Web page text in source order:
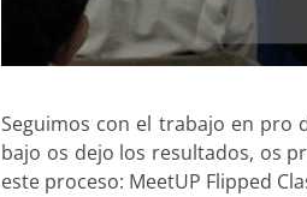
Seguimos con el trabajo en pro
bajo os dejo los resultados, os
este proceso: MeetUP Flipped